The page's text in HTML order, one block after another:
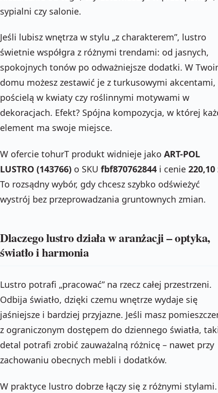
sypialni czy salonie.
Jeśli lubisz wnętrza w stylu „z charakterem”, lustro
świetnie współgra z różnymi trendami: od jasnych,
spokojnych tonów po odważniejsze dodatki. W
domu możesz zestawić je z turkusowymi akcentami,
pościelą w kwiaty czy roślinnymi motywami w
dekoracjach. Efekt? Spójna kompozycja, w której
element ma swoje miejsce.
W ofercie tohurT produkt widnieje jako ART-POL
LUSTRO (143766) o SKU fbf870762844 i cenie 220,10
To rozsądny wybór, gdy chcesz szybko odświeżyć
wystrój bez przeprowadzania gruntownych zmian.
Dlaczego lustro działa w aranżacji – optyka,
światło i harmonia
Lustro potrafi „pracować” na rzecz całej przestrzeni.
Odbija światło, dzięki czemu wnętrze wydaje się
jaśniejsze i bardziej przyjazne. Jeśli masz
z ograniczonym dostępem do dziennego światła,
detal potrafi zrobić zauważalną różnicę – nawet przy
zachowaniu obecnych mebli i dodatków.
W praktyce lustro dobrze łączy się z różnymi stylami.